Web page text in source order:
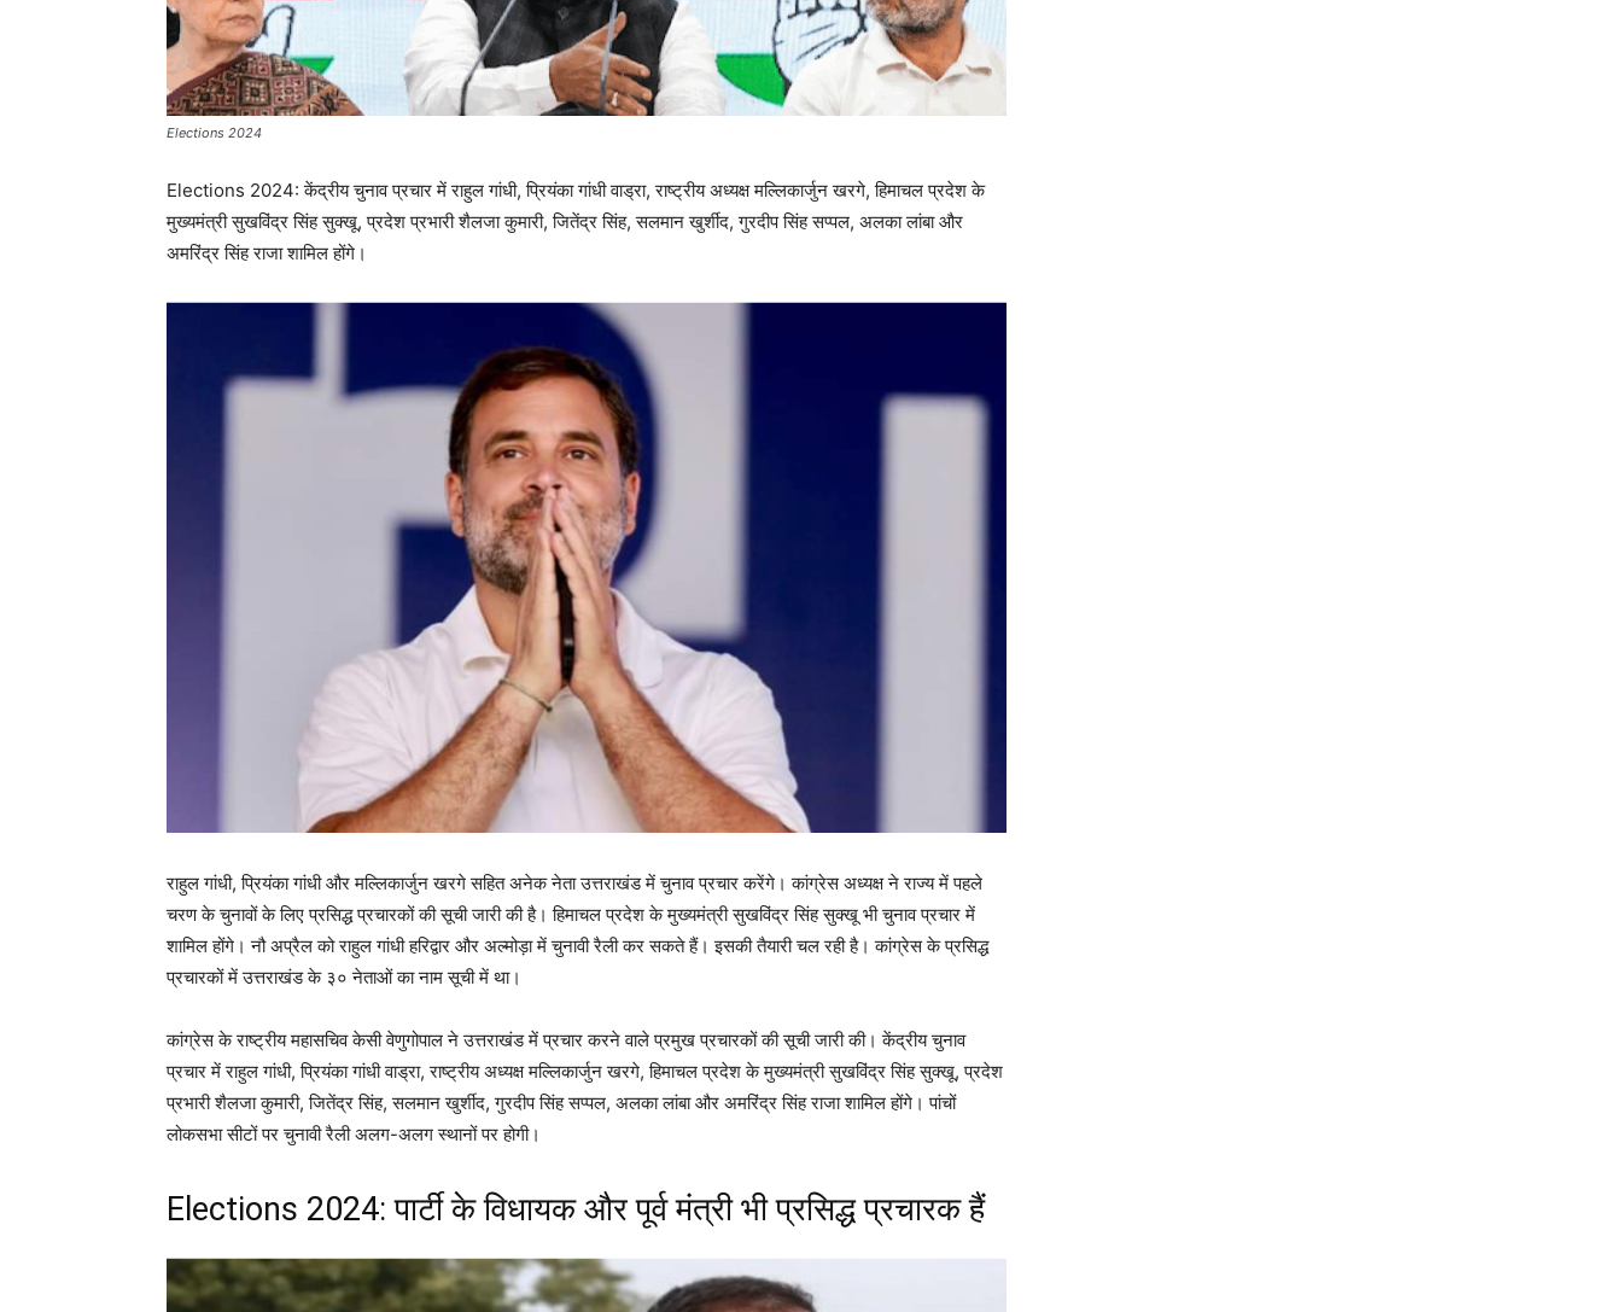
Elections 2024
Elections 2024: केंद्रीय चुनाव प्रचार में राहुल गांधी, प्रियंका गांधी वाड्रा, राष्ट्रीय अध्यक्ष मल्लिकार्जुन खरगे, हिमाचल प्रदेश के
मुख्यमंत्री सुखविंद्र सिंह सुक्खू, प्रदेश प्रभारी शैलजा कुमारी, जितेंद्र सिंह, सलमान खुर्शीद, गुरदीप सिंह सप्पल, अलका लांबा और
अमरिंद्र सिंह राजा शामिल होंगे।
राहुल गांधी, प्रियंका गांधी और मल्लिकार्जुन खरगे सहित अनेक नेता उत्तराखंड में चुनाव प्रचार करेंगे। कांग्रेस अध्यक्ष ने राज्य में पहले
चरण के चुनावों के लिए प्रसिद्ध प्रचारकों की सूची जारी की है। हिमाचल प्रदेश के मुख्यमंत्री सुखविंद्र सिंह सुक्खू भी चुनाव प्रचार में
शामिल होंगे। नौ अप्रैल को राहुल गांधी हरिद्वार और अल्मोड़ा में चुनावी रैली कर सकते हैं। इसकी तैयारी चल रही है। कांग्रेस के प्रसिद्ध
प्रचारकों में उत्तराखंड के ३० नेताओं का नाम सूची में था।
कांग्रेस के राष्ट्रीय महासचिव केसी वेणुगोपाल ने उत्तराखंड में प्रचार करने वाले प्रमुख प्रचारकों की सूची जारी की। केंद्रीय चुनाव
प्रचार में राहुल गांधी, प्रियंका गांधी वाड्रा, राष्ट्रीय अध्यक्ष मल्लिकार्जुन खरगे, हिमाचल प्रदेश के मुख्यमंत्री सुखविंद्र सिंह सुक्खू, प्रदेश
प्रभारी शैलजा कुमारी, जितेंद्र सिंह, सलमान खुर्शीद, गुरदीप सिंह सप्पल, अलका लांबा और अमरिंद्र सिंह राजा शामिल होंगे। पांचों
लोकसभा सीटों पर चुनावी रैली अलग-अलग स्थानों पर होगी।
Elections 2024: पार्टी के विधायक और पूर्व मंत्री भी प्रसिद्ध प्रचारक हैं